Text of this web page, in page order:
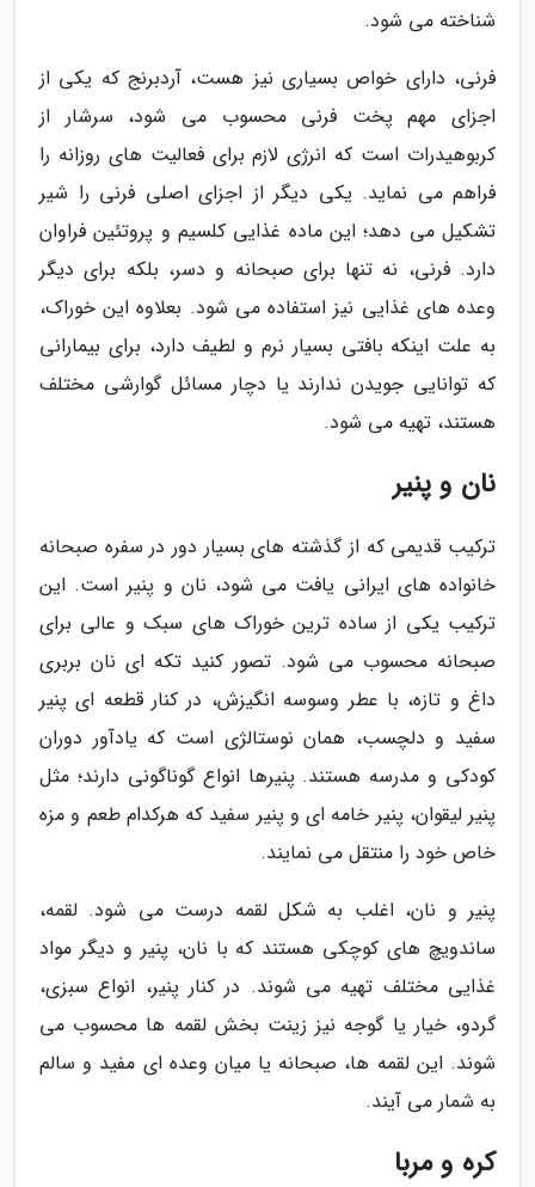
شناخته می شود.
فرنی، دارای خواص بسیاری نیز هست، آردبرنج که یکی از
اجزای مهم پخت فرنی محسوب می شود، سرشار از
کربوهیدرات است که انرژی لازم برای فعالیت های روزانه را
فراهم می نماید. یکی دیگر از اجزای اصلی فرنی را شیر
تشکیل می دهد؛ این ماده غذایی کلسیم و پروتئین فراوان
دارد. فرنی، نه تنها برای صبحانه و دسر، بلکه برای دیگر
وعده های غذایی نیز استفاده می شود. بعلاوه این خوراک،
به علت اینکه بافتی بسیار نرم و لطیف دارد، برای بیمارانی
که توانایی جویدن ندارند یا دچار مسائل گوارشی مختلف
هستند، تهیه می شود.
نان و پنیر
ترکیب قدیمی که از گذشته های بسیار دور در سفره صبحانه
خانواده های ایرانی یافت می شود، نان و پنیر است. این
ترکیب یکی از ساده ترین خوراک های سبک و عالی برای
صبحانه محسوب می شود. تصور کنید تکه ای نان بربری
داغ و تازه، با عطر وسوسه انگیزش، در کنار قطعه ای پنیر
سفید و دلچسب، همان نوستالژی است که یادآور دوران
کودکی و مدرسه هستند. پنیرها انواع گوناگونی دارند؛ مثل
پنیر لیقوان، پنیر خامه ای و پنیر سفید که هرکدام طعم و مزه
خاص خود را منتقل می نمایند.
پنیر و نان، اغلب به شکل لقمه درست می شود. لقمه،
ساندویچ های کوچکی هستند که با نان، پنیر و دیگر مواد
غذایی مختلف تهیه می شوند. در کنار پنیر، انواع سبزی،
گردو، خیار یا گوجه نیز زینت بخش لقمه ها محسوب می
شوند. این لقمه ها، صبحانه یا میان وعده ای مفید و سالم
به شمار می آیند.
کره و مربا